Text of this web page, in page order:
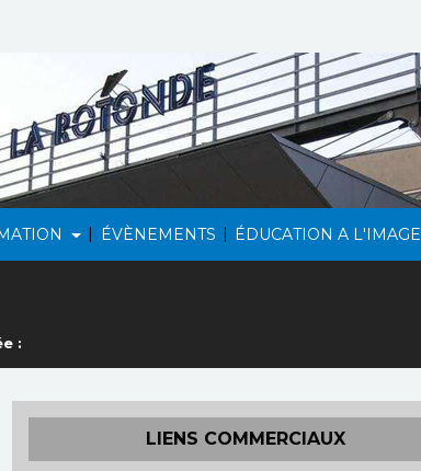
| ÉVÈNEMENTS | ÉDUCATION A L'IMAGE
:
LIENS COMMERCIAUX